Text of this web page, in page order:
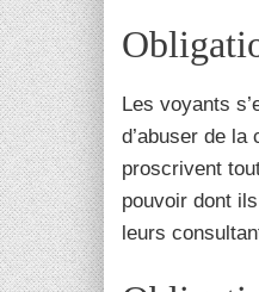
Les voyants
d’abuser de
proscrivent
pouvoir dont
leurs